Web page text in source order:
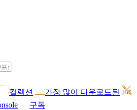
컬렉션
가장 많이 다운로드된
구독